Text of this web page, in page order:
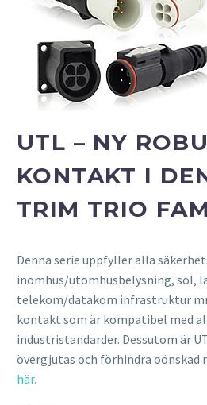
UTL – NY
KONTAKT I
TRIM TRIO
Denna serie uppfyller alla
inomhus/utomhusbelysning, sol,
telekom/datakom infrastruktur
kontakt som är kompatibel med
industristandarder. Dessutom är
övergjutas och förhindra oönskad
här.